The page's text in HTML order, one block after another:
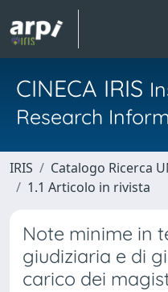
CINECA IRIS
Research
IRIS Catalogo Ricerca
1.1 Articolo in rivista
Note minime in
giudiziaria e di
carico dei